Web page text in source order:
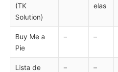
(TK
Solution)
elas
Buy Me a
Pie
– –
Lista de
– –